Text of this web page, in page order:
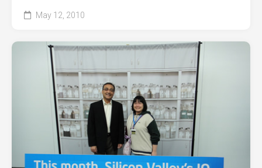
May 12, 2010